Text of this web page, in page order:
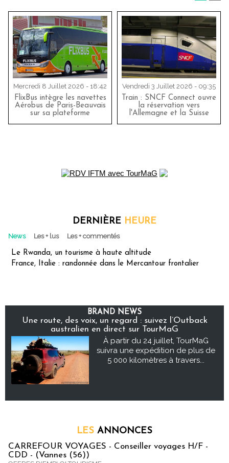
Mercredi 8 Juillet 2026 - 18:42
FlixBus intègre les navettes
Aérobus de Paris-Beauvais
sur sa plateforme
Vendredi 3 Juillet 2026 - 09:35
Train : SNCF Connect ouvre
la réservation vers
l'Allemagne et la Suisse
DERNIÈRE HEURE
News Les + lus Les + commentés
Le Rwanda, un tourisme à haute altitude
France, Italie : randonnée dans le Mercantour frontalier
BRAND NEWS
Une route, des voix, un regard : suivez l’Outback
australien en direct sur TourMaG
À partir du 24 juillet, TourMaG
suivra une expédition de plus de
5 000 kilomètres à travers...
LES ANNONCES
CARREFOUR VOYAGES - Conseiller voyages H/F -
CDD - (Vannes (56))